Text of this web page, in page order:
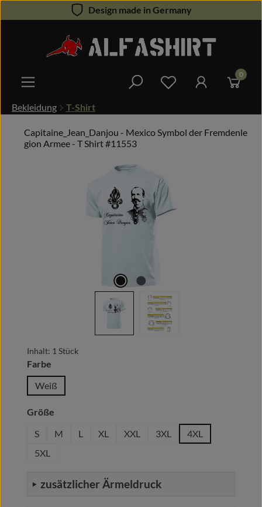
Zum Hauptinhalt springenDesign made in Germany
Du hast 0 0
Bekleidung T-Shirt
Capitaine_Jean_Danjou - Mexico Symbol der Fremdenle
gion Armee - T Shirt #11553
Bildergalerie überspringen
Inhalt: 1 Stück
Farbe
Weiß
Größe
S
M L XL XXL 3XL
4XL
5XL
zusätzlicher Ärmeldruck